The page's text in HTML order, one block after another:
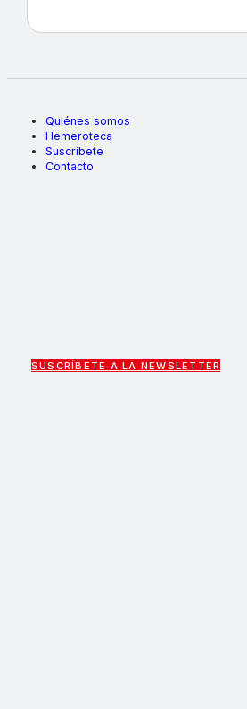
Quiénes somos
Hemeroteca
Suscríbete
Contacto
SUSCRÍBETE A LA NEWSLETTER